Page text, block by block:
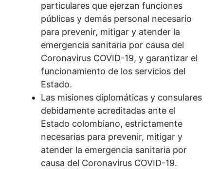
particulares que ejerzan funciones
públicas y demás personal necesario
para prevenir, mitigar y atender la
emergencia sanitaria por causa del
Coronavirus COVID-19, y garantizar el
funcionamiento de los servicios del
Estado.
Las misiones diplomáticas y consulares
debidamente acreditadas ante el
Estado colombiano, estrictamente
necesarias para prevenir, mitigar y
atender la emergencia sanitaria por
causa del Coronavirus COVID-19.